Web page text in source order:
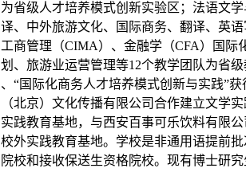
为省级人才培养模式创新实验区；法语文
译、中外旅游文化、国际商务、翻译、英
工商管理（CIMA）、金融学（CFA）国际
划、旅游业运营管理等12个教学团队为省
、“国际化商务人才培养模式创新与实践”
（北京）文化传播有限公司合作建立文学
实践教育基地，与西安百事可乐饮料有限
校外实践教育基地。学校是非通用语提前
院校和接收保送生资格院校。现有博士研